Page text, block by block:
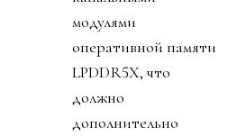
модулями
оперативной памяти
LPDDR5X, что
должно
дополнительно